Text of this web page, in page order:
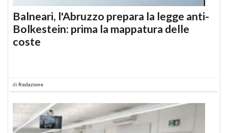
Balneari, l'Abruzzo prepara la legge anti-
Bolkestein: prima la mappatura delle
coste
di Redazione